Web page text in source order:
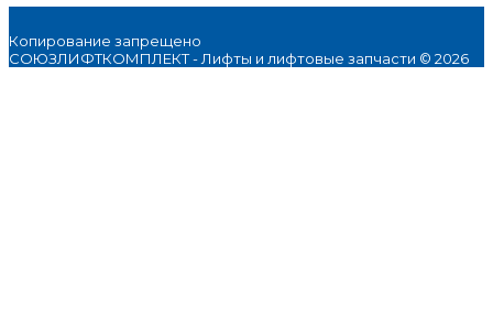
Копирование запрещено
СОЮЗЛИФТКОМПЛЕКТ - Лифты и лифтовые запчасти © 2026